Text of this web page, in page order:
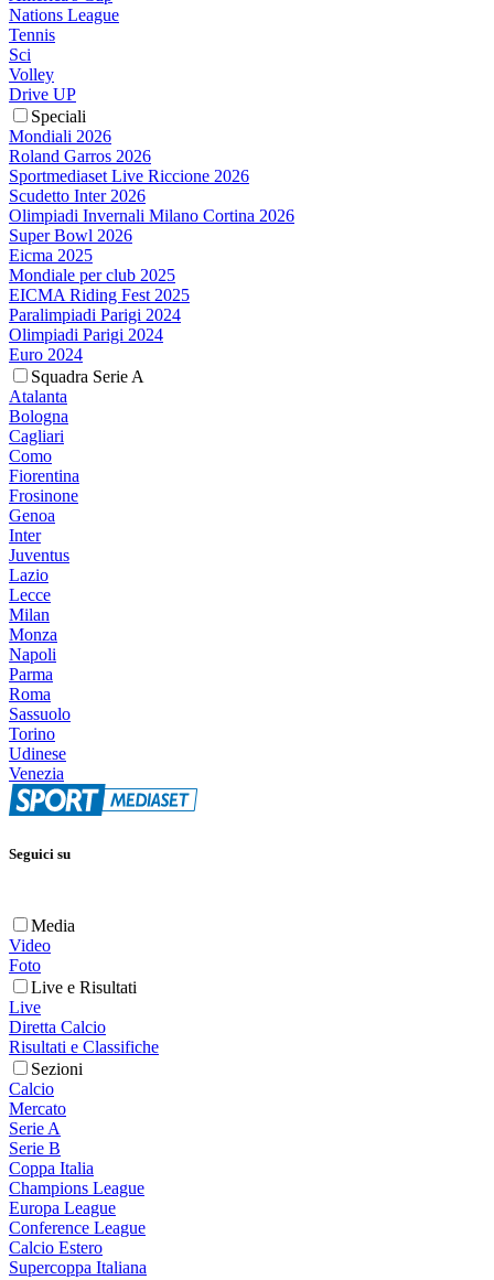
Nations League
Tennis
Sci
Volley
Drive UP
Speciali
Mondiali 2026
Roland Garros 2026
Sportmediaset Live Riccione 2026
Scudetto Inter 2026
Olimpiadi Invernali Milano Cortina 2026
Super Bowl 2026
Eicma 2025
Mondiale per club 2025
EICMA Riding Fest 2025
Paralimpiadi Parigi 2024
Olimpiadi Parigi 2024
Euro 2024
Squadra Serie A
Atalanta
Bologna
Cagliari
Como
Fiorentina
Frosinone
Genoa
Inter
Juventus
Lazio
Lecce
Milan
Monza
Napoli
Parma
Roma
Sassuolo
Torino
Udinese
Venezia
Seguici su
Media
Video
Foto
Live e Risultati
Live
Diretta Calcio
Risultati e Classifiche
Sezioni
Calcio
Mercato
Serie A
Serie B
Coppa Italia
Champions League
Europa League
Conference League
Calcio Estero
Supercoppa Italiana